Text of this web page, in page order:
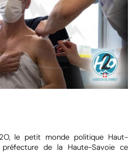
le petit monde politique Haut-
de la Haute-Savoie ce